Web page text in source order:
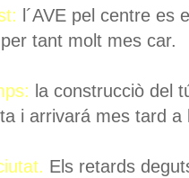
l´AVE pel centre es
tant molt mes car.
la construcciò del
i arrivará mes tard a
Els retards